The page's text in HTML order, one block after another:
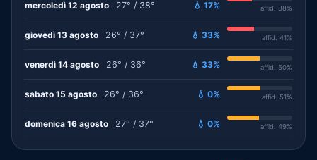
mercoledì 12 agosto 27° / 38° 💧 17% affid. 38%
giovedì 13 agosto 26° / 37° 💧 33% affid. 41%
venerdì 14 agosto 26° / 36° 💧 33% affid. 50%
sabato 15 agosto 26° / 36° 💧 0% affid. 51%
domenica 16 agosto 27° / 37° 💧 0% affid. 49%